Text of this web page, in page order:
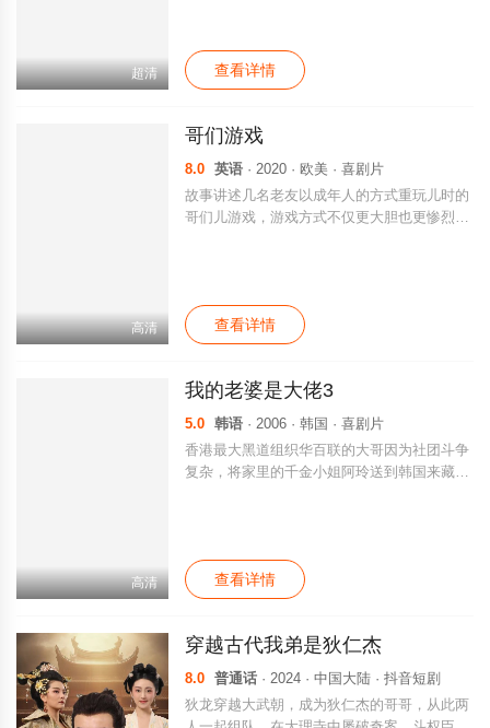
超清
ideo game console he so desperately wants f
or Christmas. To make matters worse, he get
s snowed in with his family, including his gru
查看详情
高清
哥们游戏
8.0 英语 · 2020 · 欧美 · 喜剧片
故事讲述几名老友以成年人的方式重玩儿时的
哥们儿游戏，游戏方式不仅更大胆也更惨烈。
查看详情
高清
我的老婆是大佬3
5.0 韩语 · 2006 · 韩国 · 喜剧片
香港最大黑道组织华百联的大哥因为社团斗争
复杂，将家里的千金小姐阿玲送到韩国来藏
玲。但基哲很不喜欢这个过于简单的任务，与
阿玲一接触，双方都觉得对方很不上路。 为
了和阿玲做好沟通，基哲请了一个来自中国延
译方式并没有真正帮上忙。预想不到的是，阿
玲和负责保护她的基哲随着接触增加，两人居
然坠入了情网...
查看详情
穿越古代我弟是狄仁杰
8.0 普通话 · 2024 · 中国大陆 · 抖音短剧
狄龙穿越大武朝，成为狄仁杰的哥哥，从此两